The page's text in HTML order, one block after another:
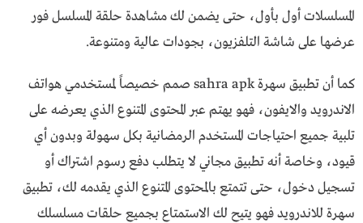
المسلسلات أول بأول، حتى يضمن لك مشاهدة حلقة المسلسل فور
عرضها على شاشة التلفزيون، بجودات عالية ومتنوعة.
كما أن تطبيق سهرة sahra apk صمم خصيصاً لمستخدمي هواتف
الاندرويد والايفون، فهو يهتم عبر المحتوى المتنوع الذي يعرضه على
تلبية جميع احتياجات المستخدم الرمضانية بكل سهولة وبدون أي
قيود، وخاصة أنه تطبيق مجاني لا يتطلب دفع رسوم اشتراك أو
تسجيل دخول، حتى تتمتع بالمحتوى المتنوع الذي يقدمه لك، تطبيق
سهرة للاندرويد فهو يتيح لك الاستمتاع بجميع حلقات مسلسلك